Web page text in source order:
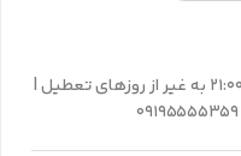
پاسخگویی همه روزه از ساعت 9:00 الی 21:00 به غیر از روزهای تعطیل |